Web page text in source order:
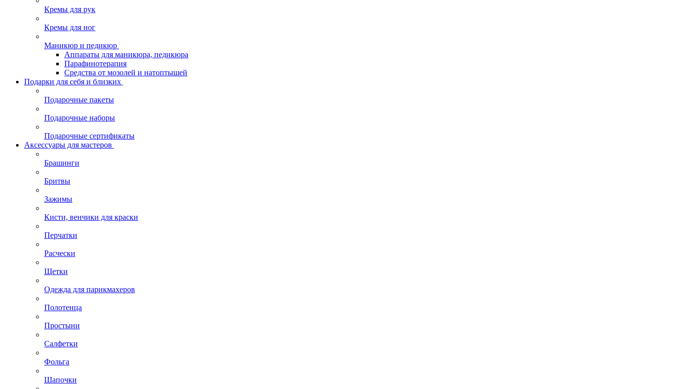
Кремы для рук
Кремы для ног
Маникюр и педикюр
Аппараты для маникюра, педикюра
Парафинотерапия
Средства от мозолей и натоптышей
Подарки для себя и близких
Подарочные пакеты
Подарочные наборы
Подарочные сертификаты
Аксессуары для мастеров
Брашинги
Бритвы
Зажимы
Кисти, венчики для краски
Перчатки
Расчески
Щетки
Одежда для парикмахеров
Полотенца
Простыни
Салфетки
Фольга
Шапочки